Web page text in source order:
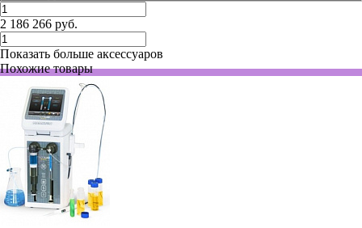
2 186 266 руб.
Показать больше аксессуаров
Похожие товары